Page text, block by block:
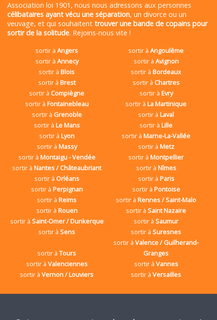
Association loi 1901, nous nous adressons aux personnes
célibataires ayant vécu une séparation, un divorce ou un
veuvage, et qui souhaitent trouver une bande de copains pour
sortir de la solitude. Rejoins-nous vite !
sortir àAngers sortir àAngoulême
sortir à Annecy sortir à Avignon
sortir àBlois sortir àBordeaux
sortir à Brest sortir à Chartres
sortir à Compiègne sortir à Evry
sortir à Fontainebleau sortir àLa Martinique
sortir à Grenoble sortir àLaval
sortir à Le Mans sortir àLille
sortir à Lyon sortir àMarne-La-Vallée
sortir à Massy sortir à Metz
sortir à Montaigu - Vendée sortir àMontpellier
sortir àNantes / Châteaubriant sortir à Nîmes
sortir à Orléans sortir à Paris
sortir à Perpignan sortir à Pontoise
sortir àReims sortir àRennes / Saint-Malo
sortir à Rouen sortir àSaint Nazaire
sortir à Saint-Omer / Dunkerque sortir àSaumur
sortir àSens sortir àSuresnes
sortir àTours
sortir àValence / Guilherand-
Granges
sortir à Valenciennes sortir à Vannes
sortir àVernon / Louviers sortir àVersailles